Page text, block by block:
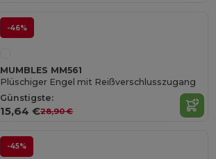
-46%
MUMBLES MM561
Plüschiger Engel mit Reißverschlusszugang
Günstigste:
15,64 €28,90 €
-45%